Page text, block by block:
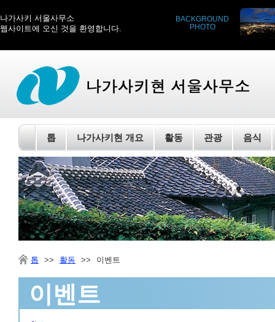
나가사키 서울사무소
웹사이트에 오신 것을 환영합니다.
BACKGROUND
PHOTO
톱 나가사키현 개요 활동 관광 음식
톱 >> 활동 >> 이벤트
이벤트